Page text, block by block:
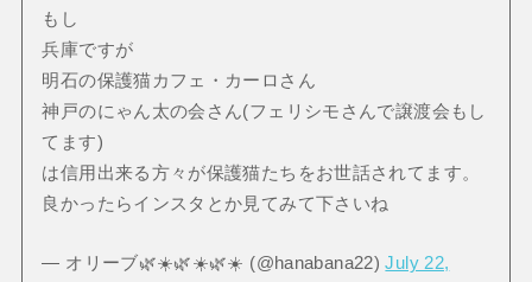
もし
兵庫ですが
明石の保護猫カフェ・カーロさん
神戸のにゃん太の会さん(フェリシモさんで譲渡会もし
てます)
は信用出来る方々が保護猫たちをお世話されてます。
良かったらインスタとか見てみて下さいね
— オリーブ🌿☀️🌿☀️🌿☀️ (@hanabana22)July 22,